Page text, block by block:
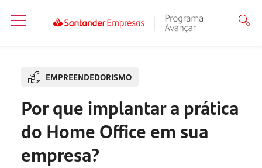
EMPREENDEDORISMO
Por que implantar a prática
do Home Office em sua
empresa?